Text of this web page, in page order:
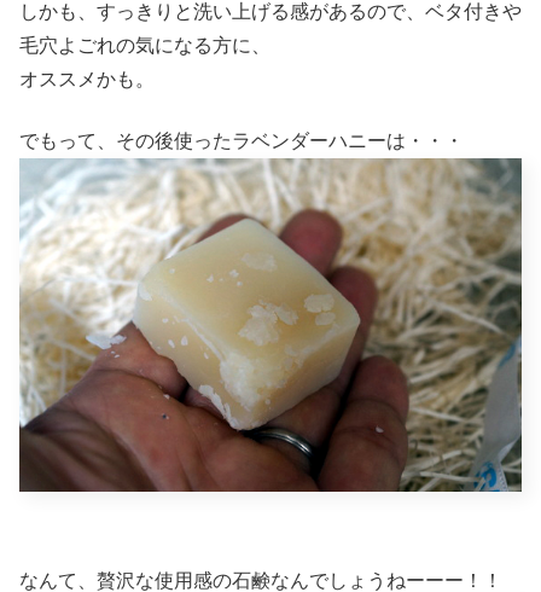
しかも、すっきりと洗い上げる感があるので、ベタ付きや
毛穴よごれの気になる方に、
オススメかも。
でもって、その後使ったラベンダーハニーは・・・
なんて、贅沢な使用感の石鹸なんでしょうねーーー！！